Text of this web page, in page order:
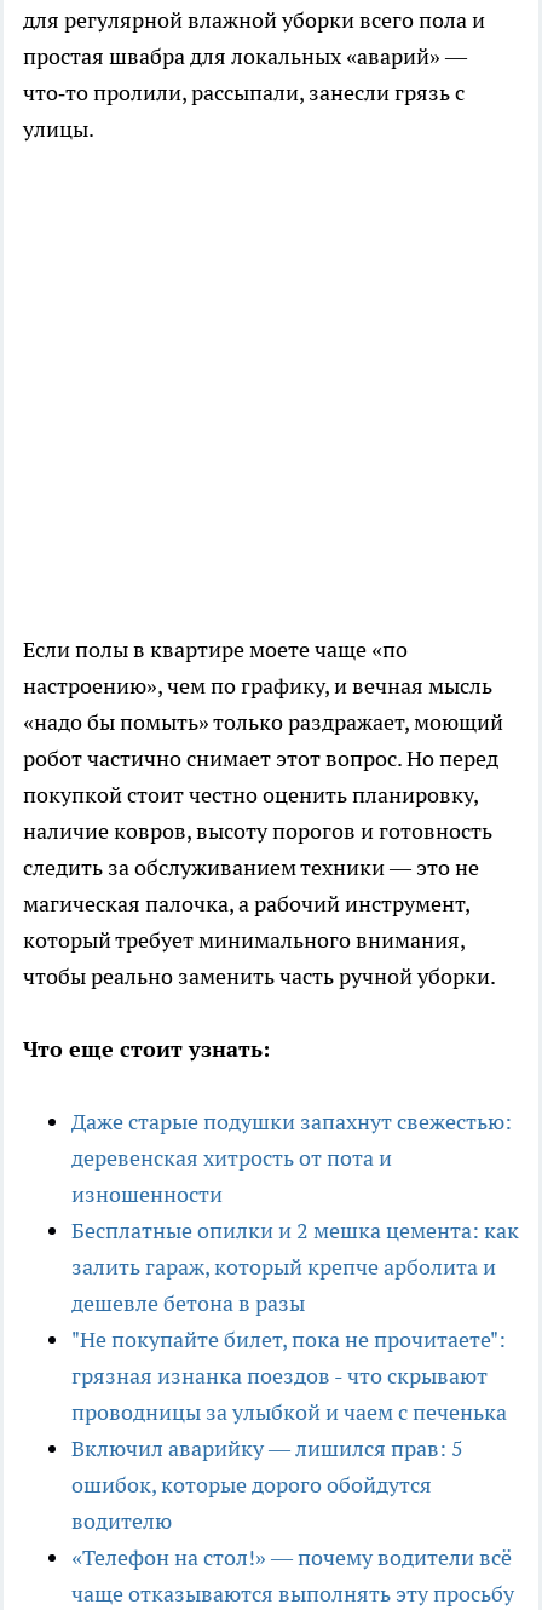
для регулярной влажной уборки всего пола и
простая швабра для локальных «аварий» —
что‑то пролили, рассыпали, занесли грязь с
улицы.
Если полы в квартире моете чаще «по
настроению», чем по графику, и вечная мысль
«надо бы помыть» только раздражает, моющий
робот частично снимает этот вопрос. Но перед
покупкой стоит честно оценить планировку,
наличие ковров, высоту порогов и готовность
следить за обслуживанием техники — это не
магическая палочка, а рабочий инструмент,
который требует минимального внимания,
чтобы реально заменить часть ручной уборки.
Что еще стоит узнать:
Даже старые подушки запахнут свежестью:
деревенская хитрость от пота и
изношенности
Бесплатные опилки и 2 мешка цемента: как
залить гараж, который крепче арболита и
дешевле бетона в разы
"Не покупайте билет, пока не прочитаете":
грязная изнанка поездов - что скрывают
проводницы за улыбкой и чаем с печенька
Включил аварийку — лишился прав: 5
ошибок, которые дорого обойдутся
водителю
«Телефон на стол!» — почему водители всё
чаще отказываются выполнять эту просьбу